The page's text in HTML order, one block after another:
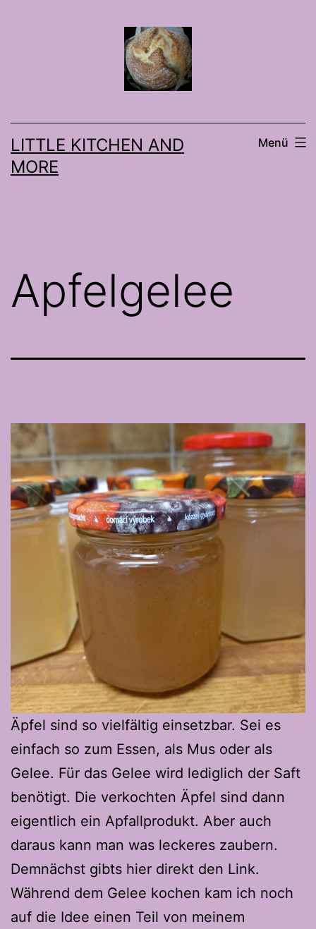
LITTLE KITCHEN AND
MORE
Menü
Apfelgelee
Äpfel sind so vielfältig einsetzbar. Sei es
einfach so zum Essen, als Mus oder als
Gelee. Für das Gelee wird lediglich der Saft
benötigt. Die verkochten Äpfel sind dann
eigentlich ein Apfallprodukt. Aber auch
daraus kann man was leckeres zaubern.
Demnächst gibts hier direkt den Link.
Während dem Gelee kochen kam ich noch
auf die Idee einen Teil von meinem